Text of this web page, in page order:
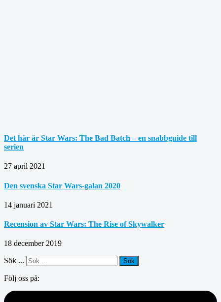
Det här är Star Wars: The Bad Batch – en snabbguide till
serien
27 april 2021
Den svenska Star Wars-galan 2020
14 januari 2021
Recension av Star Wars: The Rise of Skywalker
18 december 2019
Sök ... Sök
Följ oss på: